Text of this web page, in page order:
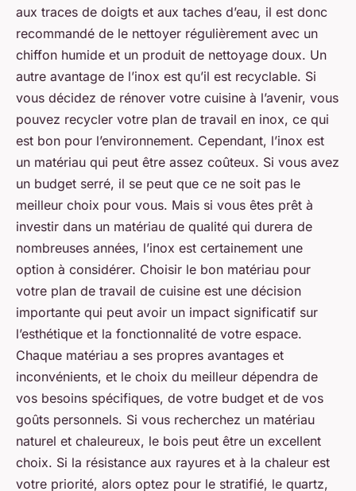
aux traces de doigts et aux taches d’eau, il est donc
recommandé de le nettoyer régulièrement avec un
chiffon humide et un produit de nettoyage doux. Un
autre avantage de l’inox est qu’il est recyclable. Si
vous décidez de rénover votre cuisine à l’avenir, vous
pouvez recycler votre plan de travail en inox, ce qui
est bon pour l’environnement. Cependant, l’inox est
un matériau qui peut être assez coûteux. Si vous avez
un budget serré, il se peut que ce ne soit pas le
meilleur choix pour vous. Mais si vous êtes prêt à
investir dans un matériau de qualité qui durera de
nombreuses années, l’inox est certainement une
option à considérer. Choisir le bon matériau pour
votre plan de travail de cuisine est une décision
importante qui peut avoir un impact significatif sur
l’esthétique et la fonctionnalité de votre espace.
Chaque matériau a ses propres avantages et
inconvénients, et le choix du meilleur dépendra de
vos besoins spécifiques, de votre budget et de vos
goûts personnels. Si vous recherchez un matériau
naturel et chaleureux, le bois peut être un excellent
choix. Si la résistance aux rayures et à la chaleur est
votre priorité, alors optez pour le stratifié, le quartz,